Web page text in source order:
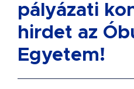
pályázati
hirdet az
Egyetem!